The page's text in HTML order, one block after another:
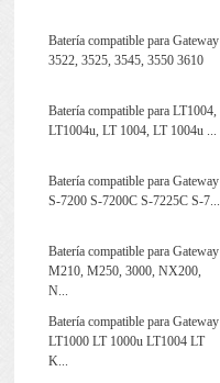
Batería compatible para Gateway
3522, 3525, 3545, 3550 3610
Batería compatible para LT1004,
LT1004u, LT 1004, LT 1004u ...
Batería compatible para Gateway
S-7200 S-7200C S-7225C S-7...
Batería compatible para Gateway
M210, M250, 3000, NX200,
N...
Batería compatible para Gateway
LT1000 LT 1000u LT1004 LT
K...